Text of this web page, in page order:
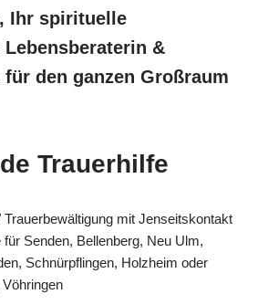
Ihr spirituelle
&
für den ganzen Großraum
Trauerhilfe
Trauerbewältigung mit Jenseitskontakt
Senden, Bellenberg, Neu Ulm,
Schnürpflingen, Holzheim oder